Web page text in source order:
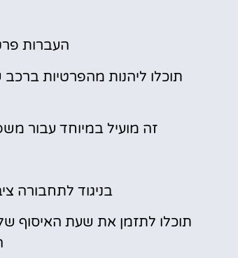
העברות
תוכלו ליהנות מהפרטיות
זה מועיל במיוחד עבור
בניגוד לתחבורה
תוכלו לתזמן את שעת האיסוף